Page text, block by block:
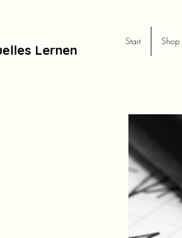
Lernen
Start Shop